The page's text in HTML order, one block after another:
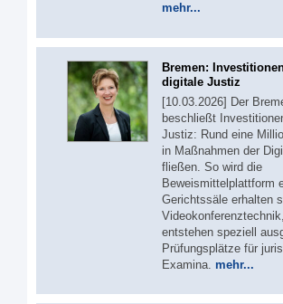
mehr...
Bremen:
digitale Justiz
[10.03.2026] Der
beschließt
Justiz: Rund eine
in Maßnahmen der
fließen. So wird die
Beweismittelplattform
Gerichtssäle erhalten
entstehen speziell
Prüfungsplätze für
Examina. mehr...